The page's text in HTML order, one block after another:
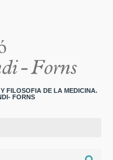
FILOSOFIA DE LA MEDICINA.
FORNS